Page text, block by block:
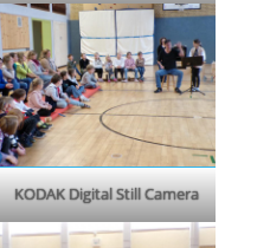
KODAK Digital Still Camera